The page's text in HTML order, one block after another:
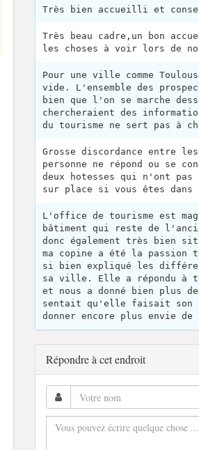
Très bien accueilli et
Très beau cadre,un bon
les choses à voir lors de
Pour une ville comme
vide. L'ensemble des
bien que l'on se marche
chercheraient des
du tourisme ne sert pas à
Grosse discordance entre
personne ne répond ou se
deux hotesses qui n'ont
sur place si vous êtes dans
L'office de tourisme est
bâtiment qui reste de
donc également très bien
ma copine a été la passion
si bien expliqué les
sa ville. Elle a répondu à
et nous a donné bien plus
sentait qu'elle faisait son
donner encore plus envie
Répondre à cet endroit